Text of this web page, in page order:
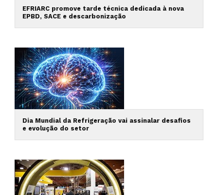
EFRIARC promove tarde técnica dedicada à nova
EPBD, SACE e descarbonização
Dia Mundial da Refrigeração vai assinalar desafios
e evolução do setor